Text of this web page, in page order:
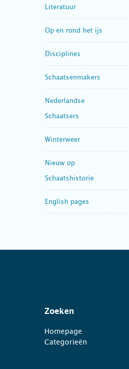
Literatuur
Op en rond het ijs
Disciplines
Schaatsenmakers
Nederlandse
Schaatsers
Winterweer
Nieuw op
Schaatshistorie
English pages
Zoeken
Homepage
Categorieën